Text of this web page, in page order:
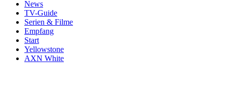
News
TV-Guide
Serien & Filme
Empfang
Start
Yellowstone
AXN White